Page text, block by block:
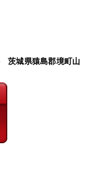
茨城県猿島郡境町山